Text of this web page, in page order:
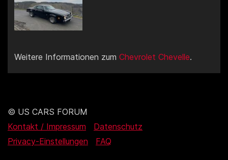
Weitere Informationen zum Chevrolet Chevelle.
© US CARS FORUM
Kontakt / Impressum
Datenschutz
Privacy-Einstellungen
FAQ